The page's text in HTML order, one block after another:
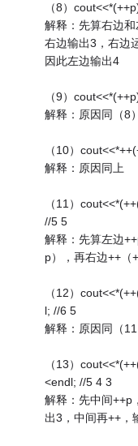
（8）
解释：先算右边
右边输出3，右边
因此左边输出4
（9）
解释：原因同（8）
（10）
解释：原因同上
（11）
//5 5
解释：先算左边
p），再右边++（
（12）
l; //6 5
解释：原因同（11
（13）
<endl; //5 4 3
解释：先中间++p
出3，中间再++，